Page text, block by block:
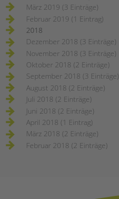
März 2019 (3 Einträge)
Februar 2019 (1 Eintrag)
2018
Dezember 2018 (3 Einträge)
November 2018 (3 Einträge)
Oktober 2018 (2 Einträge)
September 2018 (3 Einträge)
August 2018 (2 Einträge)
Juli 2018 (2 Einträge)
Juni 2018 (2 Einträge)
April 2018 (1 Eintrag)
März 2018 (2 Einträge)
Februar 2018 (2 Einträge)